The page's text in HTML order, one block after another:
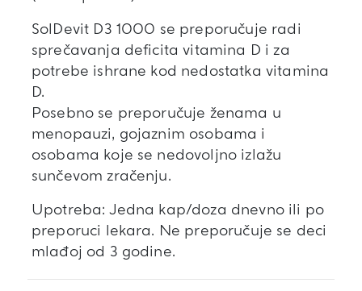
SolDevit D3 1000 se preporučuje radi
sprečavanja deficita vitamina D i za
potrebe ishrane kod nedostatka vitamina
D.
Posebno se preporučuje ženama u
menopauzi, gojaznim osobama i
osobama koje se nedovoljno izlažu
sunčevom zračenju.
Upotreba: Jedna kap/doza dnevno ili po
preporuci lekara. Ne preporučuje se deci
mlađoj od 3 godine.